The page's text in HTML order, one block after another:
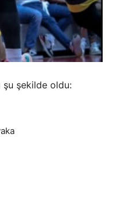
şu şekilde oldu: